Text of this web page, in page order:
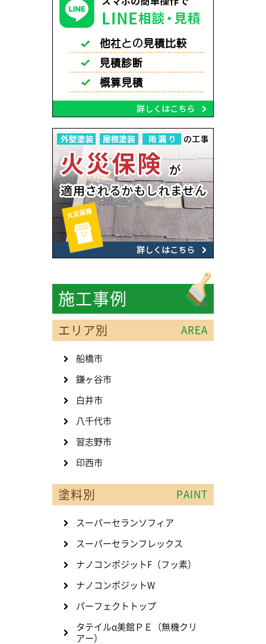
施工事例
エリア別 AREA
船橋市
鎌ヶ谷市
白井市
八千代市
習志野市
印西市
塗料別 PAINT
スーパーセランソフィア
スーパーセランフレックス
ナノコンポジットF（フッ素）
ナノコンポジットW
パーフェクトトップ
タテイルα美館ＰＥ（無機クリ
アー）